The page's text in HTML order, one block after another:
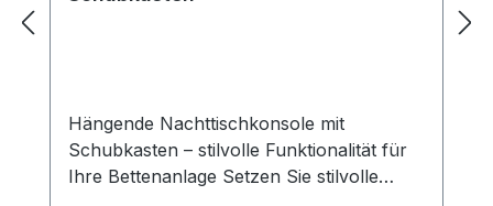
Hängende Nachttischkonsole mit
Schubkasten – stilvolle Funktionalität für
Ihre Bettenanlage Setzen Sie stilvolle